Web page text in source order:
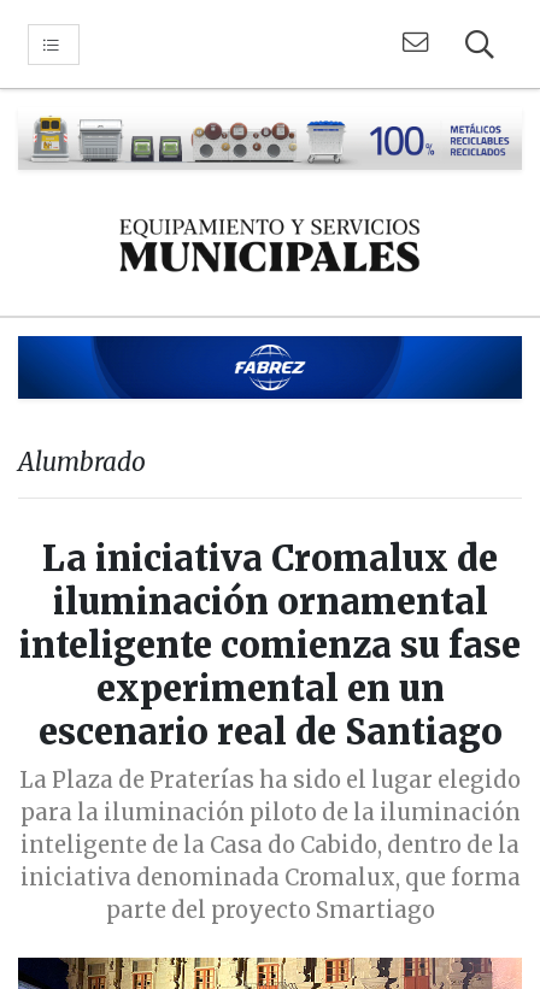
Alumbrado
La iniciativa Cromalux de
iluminación ornamental
inteligente comienza su fase
experimental en un
escenario real de Santiago
La Plaza de Praterías ha sido el lugar elegido
para la iluminación piloto de la iluminación
inteligente de la Casa do Cabido, dentro de la
iniciativa denominada Cromalux, que forma
parte del proyecto Smartiago